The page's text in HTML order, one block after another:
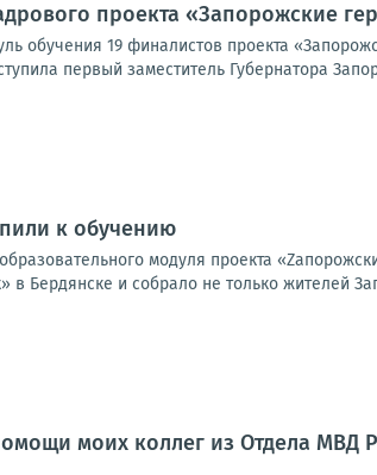
проекта «Запорожские
обучения 19 финалистов проекта
первый заместитель Губернатора
к обучению
модуля проекта
Бердянске и собрало не только жителей
моих коллег из Отдела МВД